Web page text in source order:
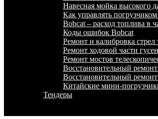
Навесная мойка высокого
Как управлять
Bobcat – расход топлива в
Коды ошибок Bobcat
Ремонт и калибровка
Ремонт ходовой части
Ремонт мостов
Восстановительный
Восстановительный
Китайские мини-
Тендеры